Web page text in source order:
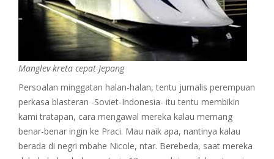
Manglev kreta cepat Jepang
Persoalan minggatan halan-halan, tentu jurnalis perempuan
perkasa blasteran -Soviet-Indonesia- itu tentu membikin
kami tratapan, cara mengawal mereka kalau memang
benar-benar ingin ke Praci. Mau naik apa, nantinya kalau
berada di negri mbahe Nicole, ntar. Berebeda, saat mereka